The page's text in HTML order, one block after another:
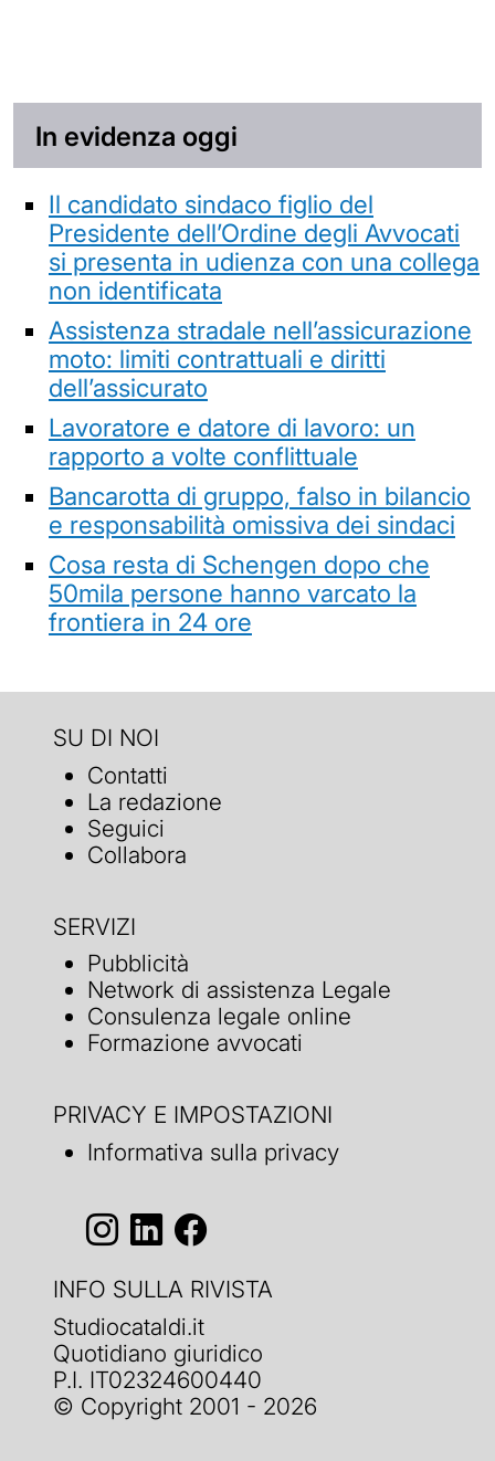
In evidenza oggi
Il candidato sindaco figlio del
Presidente dell’Ordine degli Avvocati
si presenta in udienza con una collega
non identificata
Assistenza stradale nell’assicurazione
moto: limiti contrattuali e diritti
dell’assicurato
Lavoratore e datore di lavoro: un
rapporto a volte conflittuale
Bancarotta di gruppo, falso in bilancio
e responsabilità omissiva dei sindaci
Cosa resta di Schengen dopo che
50mila persone hanno varcato la
frontiera in 24 ore
SU DI NOI
Contatti
La redazione
Seguici
Collabora
SERVIZI
Pubblicità
Network di assistenza Legale
Consulenza legale online
Formazione avvocati
PRIVACY E IMPOSTAZIONI
Informativa sulla privacy
INFO SULLA RIVISTA
Studiocataldi.it
Quotidiano giuridico
P.I. IT02324600440
© Copyright 2001 - 2026